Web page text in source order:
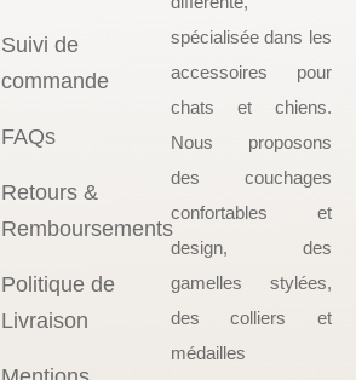
Suivi de
commande
FAQs
Retours &
Remboursements
Politique de
Livraison
spécialisée dans les
accessoires pour
chats et chiens.
Nous proposons
des couchages
confortables et
design, des
gamelles stylées,
des colliers et
médailles